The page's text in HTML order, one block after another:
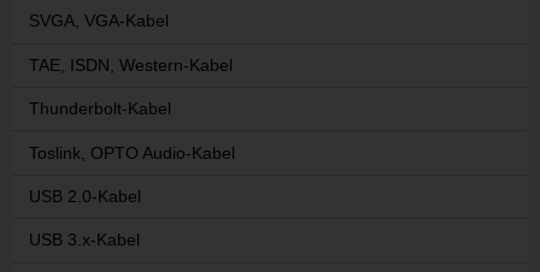
SVGA, VGA-Kabel
TAE, ISDN, Western-Kabel
Thunderbolt-Kabel
Toslink, OPTO Audio-Kabel
USB 2.0-Kabel
USB 3.x-Kabel